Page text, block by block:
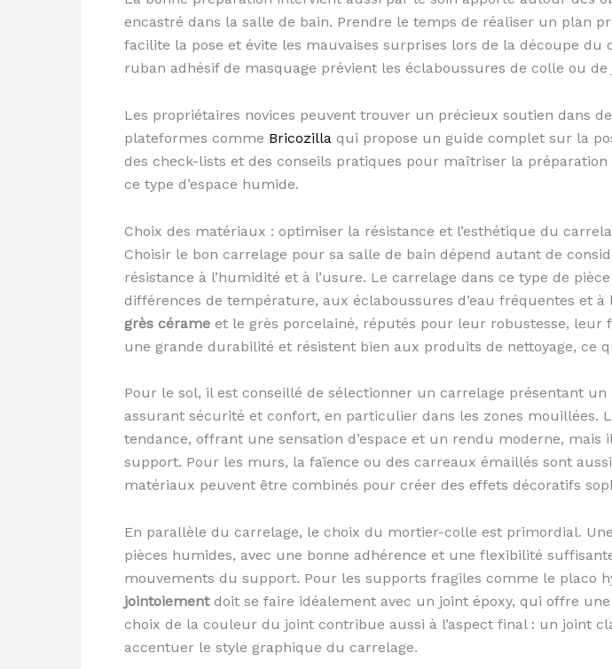
encastré dans la salle de bain. Prendre le temps de réaliser un plan
facilite la pose et évite les mauvaises surprises lors de la découpe
ruban adhésif de masquage prévient les éclaboussures de colle ou
Les propriétaires novices peuvent trouver un précieux soutien dans
plateformes comme Bricozilla qui propose un guide complet sur la
des check-lists et des conseils pratiques pour maîtriser la
ce type d’espace humide.
Choix des matériaux : optimiser la résistance et l’esthétique du
Choisir le bon carrelage pour sa salle de bain dépend autant de
résistance à l’humidité et à l’usure. Le carrelage dans ce type de
différences de température, aux éclaboussures d’eau fréquentes et
grès cérame et le grès porcelainé, réputés pour leur robustesse,
une grande durabilité et résistent bien aux produits de nettoyage, ce
Pour le sol, il est conseillé de sélectionner un carrelage présentant
assurant sécurité et confort, en particulier dans les zones
tendance, offrant une sensation d’espace et un rendu moderne,
support. Pour les murs, la faïence ou des carreaux émaillés sont
matériaux peuvent être combinés pour créer des effets décoratifs
En parallèle du carrelage, le choix du mortier-colle est primordial.
pièces humides, avec une bonne adhérence et une flexibilité
mouvements du support. Pour les supports fragiles comme le placo
jointoiementdoit se faire idéalement avec un joint époxy, qui offre
choix de la couleur du joint contribue aussi à l’aspect final : un joint
accentuer le style graphique du carrelage.